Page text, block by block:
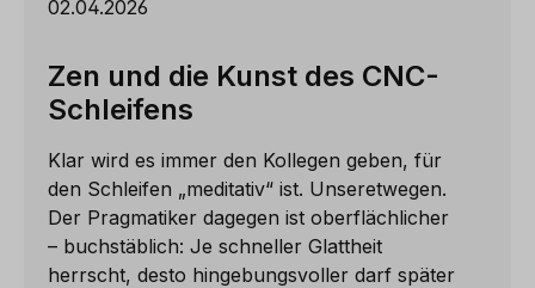
02.04.2026
Zen und die Kunst des CNC-
Schleifens
Klar wird es immer den Kollegen geben, für
den Schleifen „meditativ“ ist. Unseretwegen.
Der Pragmatiker dagegen ist oberflächlicher
– buchstäblich: Je schneller Glattheit
herrscht, desto hingebungsvoller darf später